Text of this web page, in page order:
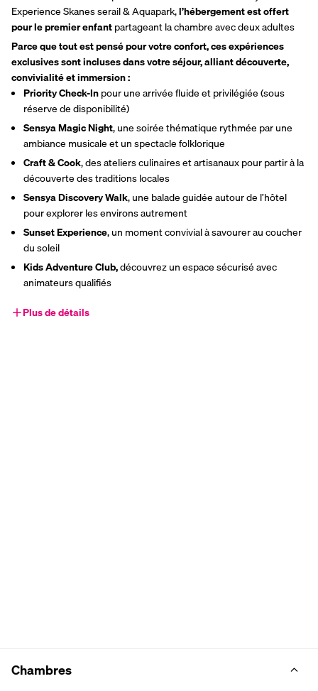
Experience Skanes serail & Aquapark, l’hébergement est offert
pour le premier enfant partageant la chambre avec deux adultes
Parce que tout est pensé pour votre confort, ces expériences
exclusives sont incluses dans votre séjour, alliant découverte,
convivialité et immersion :
Priority Check-In pour une arrivée fluide et privilégiée (sous
réserve de disponibilité)
Sensya Magic Night, une soirée thématique rythmée par une
ambiance musicale et un spectacle folklorique
Craft & Cook, des ateliers culinaires et artisanaux pour partir à la
découverte des traditions locales
Sensya Discovery Walk, une balade guidée autour de l’hôtel
pour explorer les environs autrement
Sunset Experience, un moment convivial à savourer au coucher
du soleil
Kids Adventure Club, découvrez un espace sécurisé avec
animateurs qualifiés
Plus de détails
Chambres